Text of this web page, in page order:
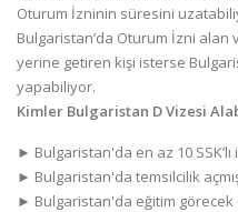
Oturum İzninin süresini
Bulgaristan’da Oturum İzni
yerine getiren kişi isterse
yapabiliyor.
Kimler Bulgaristan D Vizesi
► Bulgaristan'da en az 10 SSK’lı
► Bulgaristan'da temsilcilik
► Bulgaristan'da eğitim